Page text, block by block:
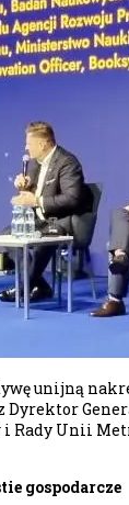
unijną
Dyrektor
i Rady Unii
gospodarcze